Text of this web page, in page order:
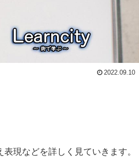
2022.09.10
現などを詳しく見ていきます。